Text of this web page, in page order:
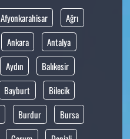
Afyonkarahisar
Ağrı
Ankara
Antalya
Aydın
Balıkesir
Bayburt
Bilecik
Burdur
Bursa